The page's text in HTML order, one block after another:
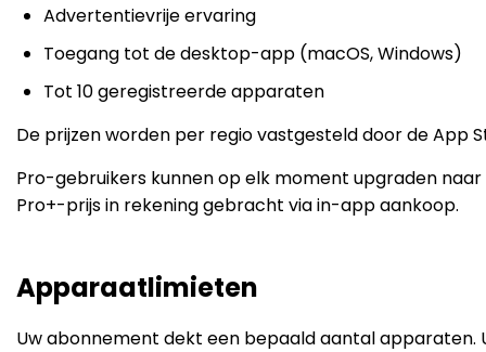
Advertentievrije ervaring
Toegang tot de desktop-app (macOS, Windows)
Tot 10 geregistreerde apparaten
De prijzen worden per regio vastgesteld door de App
Pro-gebruikers kunnen op elk moment upgraden
Pro+-prijs in rekening gebracht via in-app aankoop.
Apparaatlimieten
Uw abonnement dekt een bepaald aantal